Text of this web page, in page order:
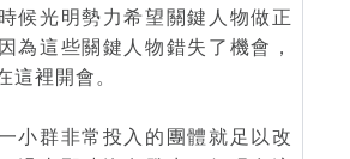
候光明勢力希望關鍵人物做正
為這些關鍵人物錯失了機會，
這裡開會。
小群非常投入的團體就足以改